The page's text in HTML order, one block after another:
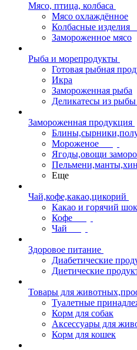
Мясо, птица, колбаса
Мясо охлаждённое
Колбасные изделия
Замороженное мясо
Рыба и морепродукты
Готовая рыбная
Икра
Замороженная рыба
Деликатесы из
Замороженная продукция
Мороженое
Ягоды,овощи
Еще
Чай,кофе,какао,цикорий
Какао и горячий
Кофе
Чай
Здоровое питание
Диабетические
Диетические
Товары для
Туалетные
Корм для собак
Аксессуары для
Корм для кошек